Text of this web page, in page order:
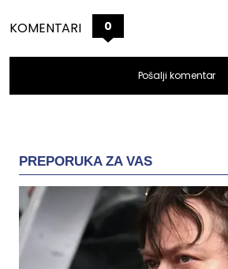
KOMENTARI 0
Pošalji komentar
PREPORUKA ZA VAS